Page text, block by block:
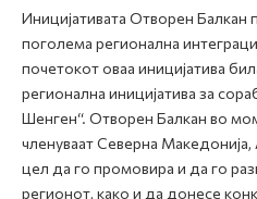
Е-Царина
Медиа центар
Контакт
Иницијативата Отворен Балкан
поголема регионална
почетокот оваа иницијатива
регионална иницијатива за
Шенген“. Отворен Балкан во
членуваат Северна Македонија,
цел да го промовира и да го
регионот, како и да донесе